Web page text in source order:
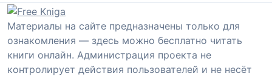
Материалы на сайте предназначены только для
ознакомления — здесь можно бесплатно читать
книги онлайн. Администрация проекта не
контролирует действия пользователей и не несёт